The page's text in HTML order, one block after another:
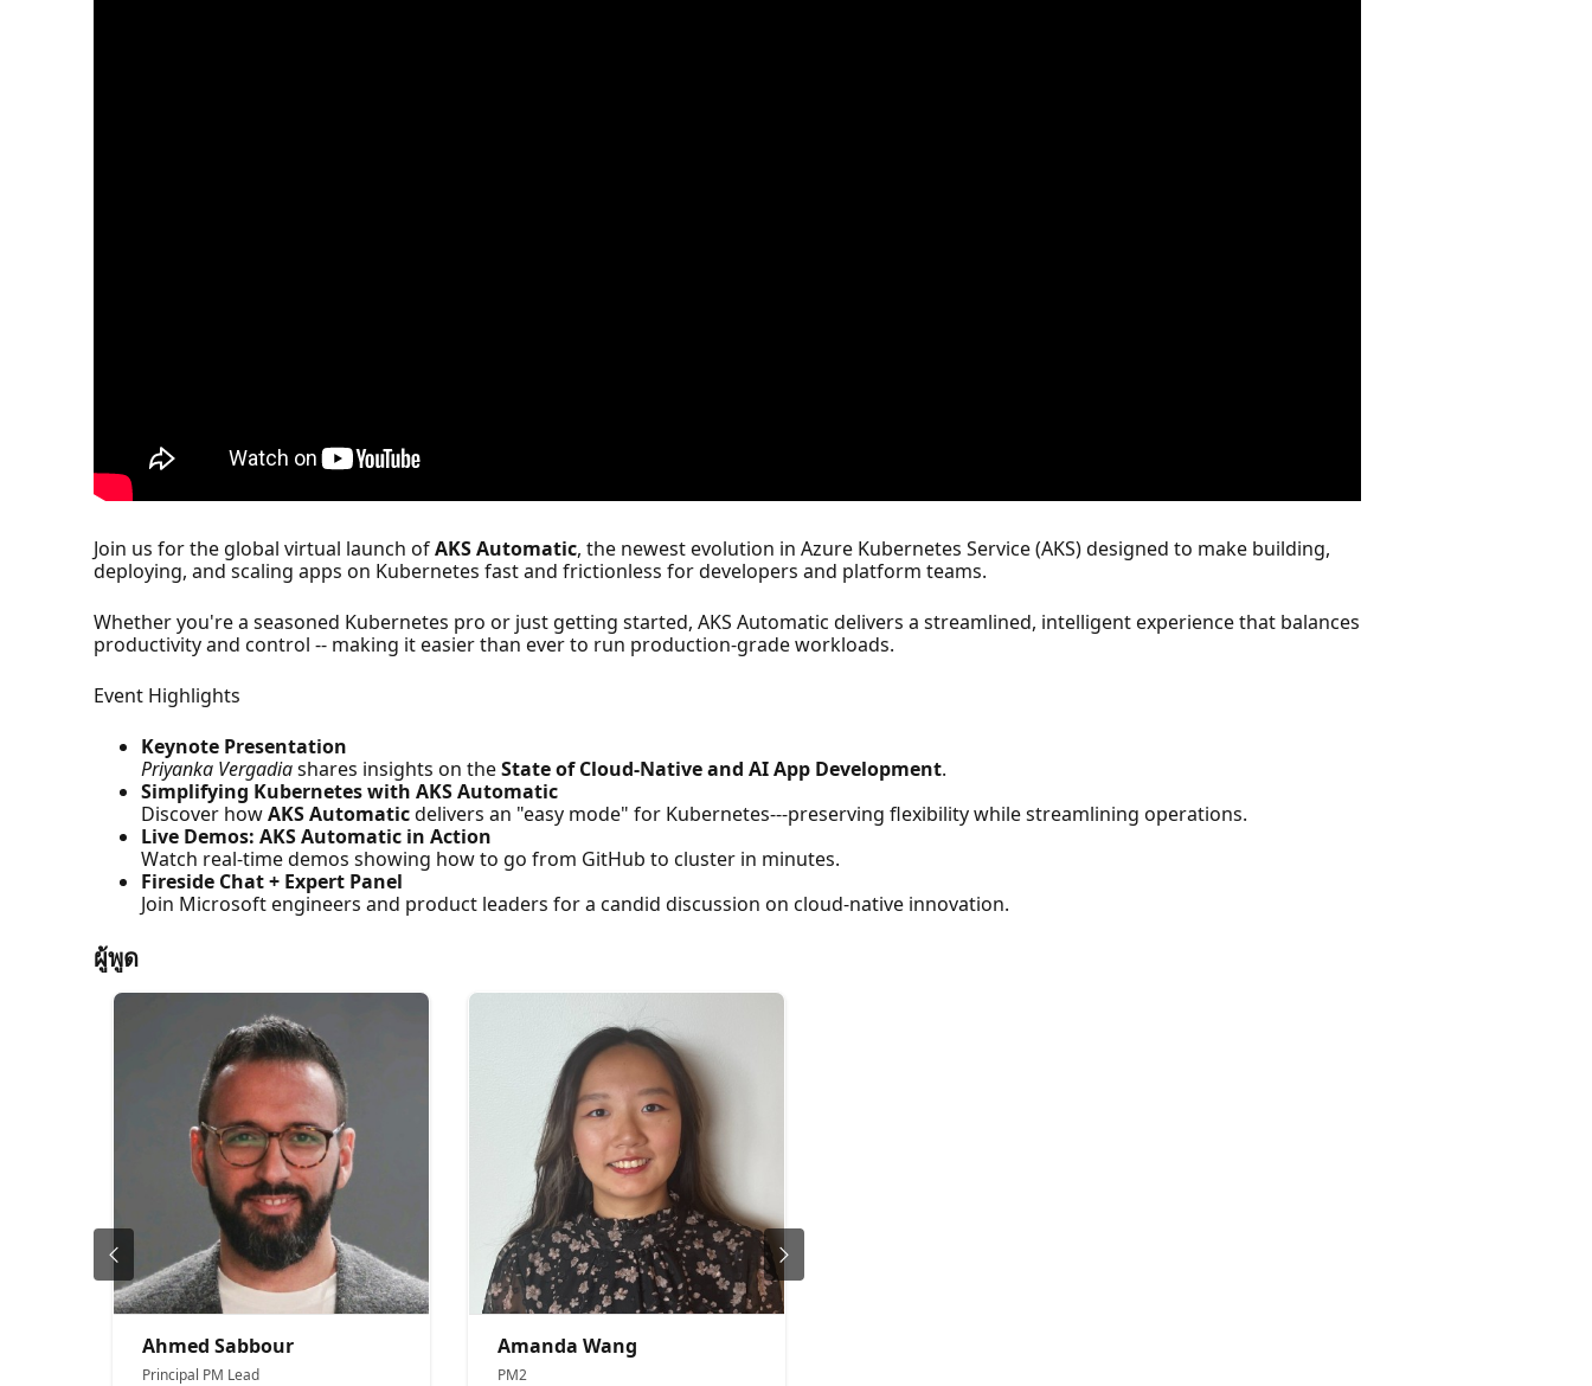
Join us for the global virtual launch ofAKS Automatic, the newest evolution in Azure Kubernetes Service (AKS) designed to make building,
deploying, and scaling apps on Kubernetes fast and frictionless for developers and platform teams.
Whether you're a seasoned Kubernetes pro or just getting started, AKS Automatic delivers a streamlined, intelligent experience that balances
productivity and control -- making it easier than ever to run production-grade workloads.
Event Highlights
Keynote Presentation
Priyanka Vergadiashares insights on theState of Cloud-Native and AI App Development.
Simplifying Kubernetes with AKS Automatic
Discover howAKS Automaticdelivers an "easy mode" for Kubernetes---preserving flexibility while streamlining operations.
Live Demos: AKS Automatic in Action
Watch real-time demos showing how to go from GitHub to cluster in minutes.
Fireside Chat + Expert Panel
Join Microsoft engineers and product leaders for a candid discussion on cloud-native innovation.
ผู้พูด
Ahmed Sabbour
Principal PM Lead
Amanda Wang
PM2